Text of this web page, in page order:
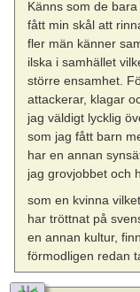
Känns som de
fått min skål att
fler män känner
ilska i samhället
större ensamhet.
attackerar, klagar
jag väldigt lycklig
som jag fått barn
har en annan
jag grovjobbet och
som en kvinna
har tröttnat på
en annan kultur,
förmodligen redan